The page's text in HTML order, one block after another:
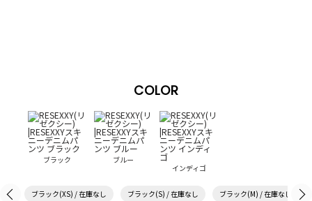
COLOR
ブラック
ブルー
インディゴ
ブラック(XS) / 在庫なし ブラック(S) / 在庫なし ブラック(M) / 在庫なし